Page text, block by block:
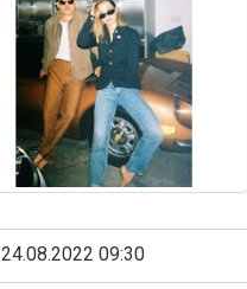
24.08.2022 09:30